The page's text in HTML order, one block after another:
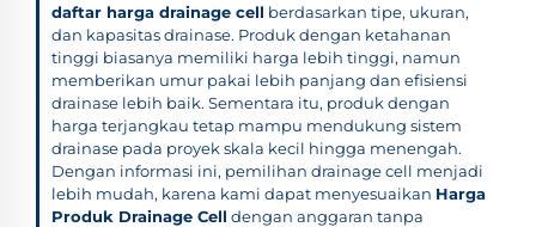
daftar harga drainage cell berdasarkan tipe, ukuran,
dan kapasitas drainase. Produk dengan ketahanan
tinggi biasanya memiliki harga lebih tinggi, namun
memberikan umur pakai lebih panjang dan efisiensi
drainase lebih baik. Sementara itu, produk dengan
harga terjangkau tetap mampu mendukung sistem
drainase pada proyek skala kecil hingga menengah.
Dengan informasi ini, pemilihan drainage cell menjadi
lebih mudah, karena kami dapat menyesuaikan Harga
Produk Drainage Cell dengan anggaran tanpa